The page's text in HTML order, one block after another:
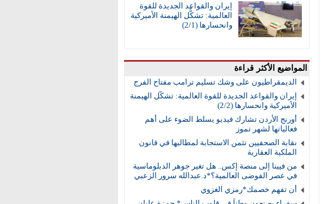
إيران والقواعد الجديدة للقوة
العالمية: تشكُّل الهيمنة الأميركية
وانحسارها (2/1)
المواضيع الأكثر قراءة
الديمقراطيون على وشك تسليم ترامب مفتاح الفرج
إيران والقواعد الجديدة للقوة العالمية: تشكُّل الهيمنة
الأميركية وانحسارها (2/2)
أورنج الأردن تشارك فيديو يسلط الضوء على أهم
فعالياتها لشهر تموز
نقابة الصحفيين تثمن الاستجابة لمطالبها في قانون
الملكية العقارية
من فيينا إلى منصة إكس.. هل تغير جوهر الدبلوماسية
في عصر الفوضى العالمية؟*د.عبدالله سرور الزعبي
أن تفهم خصمك*رمزي الغزوي